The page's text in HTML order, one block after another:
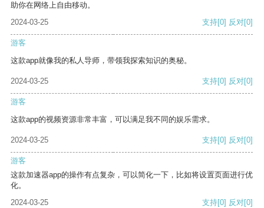
助你在网络上自由移动。
2024-03-25
支持[0] 反对[0]
游客
这款app就像我的私人导师，带领我探索知识的奥秘。
2024-03-25 支持[0] 反对[0]
游客
这款app的视频资源非常丰富，可以满足我不同的娱乐需求。
2024-03-25 支持[0] 反对[0]
游客
这款加速器app的操作有点复杂，可以简化一下，比如将设置页面进行优
化。
2024-03-25
支持[0] 反对[0]